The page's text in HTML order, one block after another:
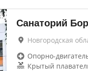
Санаторий
Новгородская
Опорно-
Крытый